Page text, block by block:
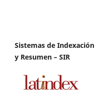
Sistemas de Indexación
y Resumen – SIR